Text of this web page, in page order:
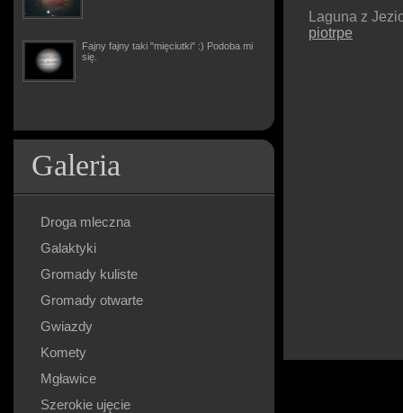
Fajny fajny taki "mięciutki" :) Podoba mi
się.
Galeria
Droga mleczna
Galaktyki
Gromady kuliste
Gromady otwarte
Gwiazdy
Komety
Mgławice
Szerokie ujęcie
Laguna z
piotrpe